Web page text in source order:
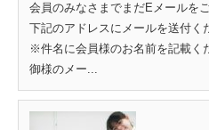
会員のみなさまでまだEメールを
下記のアドレスにメールを送付
※件名に会員様のお名前を記載
御様のメー...